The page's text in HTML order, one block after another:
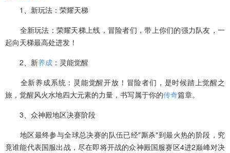
1、新玩法：荣耀天梯
全新玩法：荣耀天梯上线，冒险者们，带上你们的强力队友，一
起向天梯最高处进发！
2、新养成 ：灵能觉醒
全新养成系统：灵能觉醒开放！冒险者们，是时候踏上觉醒之
旅，觉醒风火水地四大元素的力量，书写属于你的传奇篇章。
3、众神殿地区决赛阶段
地区最终参与全球总决赛的队伍已经"厮杀"到最火热的阶段，究
竟谁能代表国服出战，尽在即将开战的众神殿国服赛区4进2巅峰对决